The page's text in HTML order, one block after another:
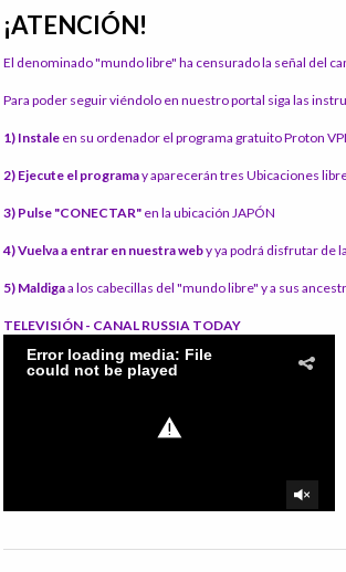
¡ATENCIÓN!
El denominado "mundo libre" ha censurado la señal del
Para poder seguir viéndolo en nuestro portal siga las
1) Instale en su ordenador el programa gratuito Proton
2) Ejecute el programay aparecerán tres Ubicaciones
3) Pulse "CONECTAR" en la ubicación JAPÓN
4) Vuelva a entrar en nuestra weby ya podrá disfrutar de
5) Maldigaa los cabecillas del "mundo libre" y a sus
TELEVISIÓN - CANAL RUSSIA TODAY